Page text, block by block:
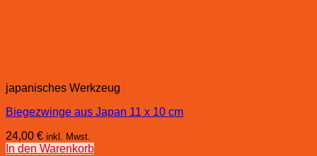
japanisches Werkzeug
Biegezwinge aus Japan 11 x 10 cm
24,00 € inkl. Mwst.
In den Warenkorb